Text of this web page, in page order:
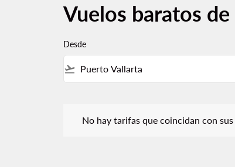
Vuelos baratos
Desde
flight_takeoff
No hay tarifas que coincidan con